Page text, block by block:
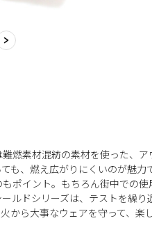
燃素材混紡の素材を使った、ア
も、燃え広がりにくいのが魅力
ポイント。もちろん街中での使
ルドシリーズは、テストを繰り
から大事なウェアを守って、楽